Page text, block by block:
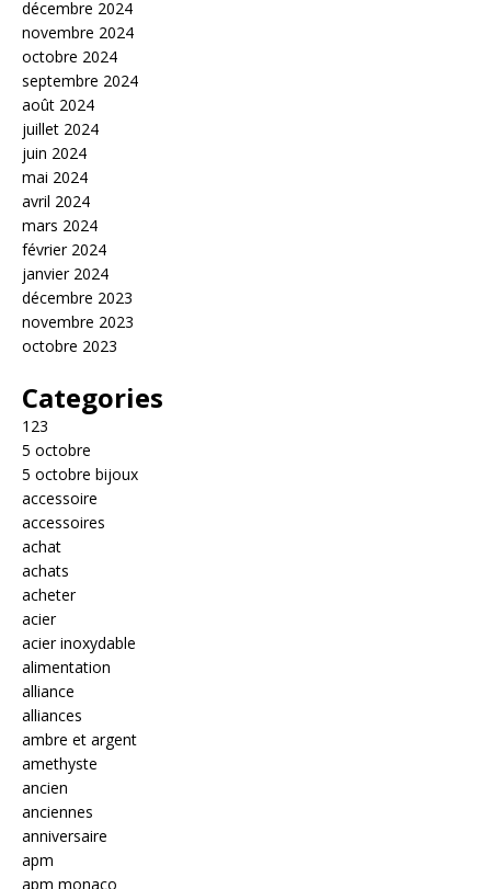
décembre 2024
novembre 2024
octobre 2024
septembre 2024
août 2024
juillet 2024
juin 2024
mai 2024
avril 2024
mars 2024
février 2024
janvier 2024
décembre 2023
novembre 2023
octobre 2023
Categories
123
5 octobre
5 octobre bijoux
accessoire
accessoires
achat
achats
acheter
acier
acier inoxydable
alimentation
alliance
alliances
ambre et argent
amethyste
ancien
anciennes
anniversaire
apm
apm monaco